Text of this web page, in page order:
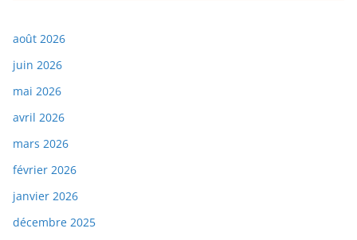
août 2026
juin 2026
mai 2026
avril 2026
mars 2026
février 2026
janvier 2026
décembre 2025